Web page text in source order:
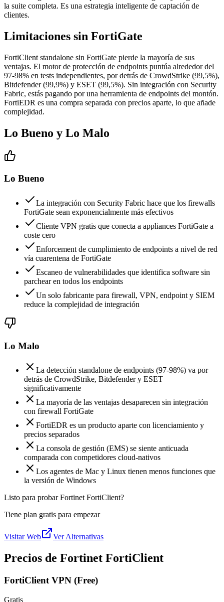
la suite completa. Es una estrategia inteligente de captación de
clientes.
Limitaciones sin FortiGate
FortiClient standalone sin FortiGate pierde la mayoría de sus
ventajas. El motor de protección de endpoints puntúa alrededor del
97-98% en tests independientes, por detrás de CrowdStrike (99,5%),
Bitdefender (99,9%) y ESET (99,5%). Sin integración con Security
Fabric, estás pagando por una herramienta de endpoints del montón.
FortiEDR es una compra separada con precios aparte, lo que añade
complejidad.
Lo Bueno y Lo Malo
Lo Bueno
La integración con Security Fabric hace que los firewalls
FortiGate sean exponencialmente más efectivos
Cliente VPN gratis que conecta a appliances FortiGate a
coste cero
Enforcement de cumplimiento de endpoints a nivel de red
vía cuarentena de FortiGate
Escaneo de vulnerabilidades que identifica software sin
parchear en todos los endpoints
Un solo fabricante para firewall, VPN, endpoint y SIEM
reduce la complejidad de integración
Lo Malo
La detección standalone de endpoints (97-98%) va por
detrás de CrowdStrike, Bitdefender y ESET
significativamente
La mayoría de las ventajas desaparecen sin integración
con firewall FortiGate
FortiEDR es un producto aparte con licenciamiento y
precios separados
La consola de gestión (EMS) se siente anticuada
comparada con competidores cloud-nativos
Los agentes de Mac y Linux tienen menos funciones que
la versión de Windows
Listo para probar Fortinet FortiClient?
Tiene plan gratis para empezar
Visitar Web Ver Alternativas
Precios de Fortinet FortiClient
FortiClient VPN (Free)
Gratis